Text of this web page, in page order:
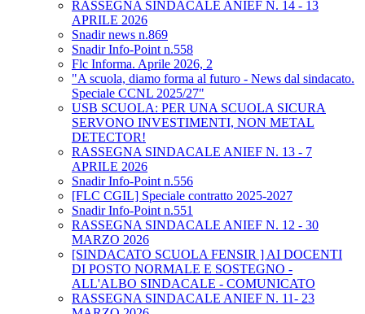
RASSEGNA SINDACALE ANIEF N. 14 - 13
APRILE 2026
Snadir news n.869
Snadir Info-Point n.558
Flc Informa. Aprile 2026, 2
"A scuola, diamo forma al futuro - News dal sindacato.
Speciale CCNL 2025/27"
USB SCUOLA: PER UNA SCUOLA SICURA
SERVONO INVESTIMENTI, NON METAL
DETECTOR!
RASSEGNA SINDACALE ANIEF N. 13 - 7
APRILE 2026
Snadir Info-Point n.556
[FLC CGIL] Speciale contratto 2025-2027
Snadir Info-Point n.551
RASSEGNA SINDACALE ANIEF N. 12 - 30
MARZO 2026
[SINDACATO SCUOLA FENSIR ] AI DOCENTI
DI POSTO NORMALE E SOSTEGNO -
ALL'ALBO SINDACALE - COMUNICATO
RASSEGNA SINDACALE ANIEF N. 11- 23